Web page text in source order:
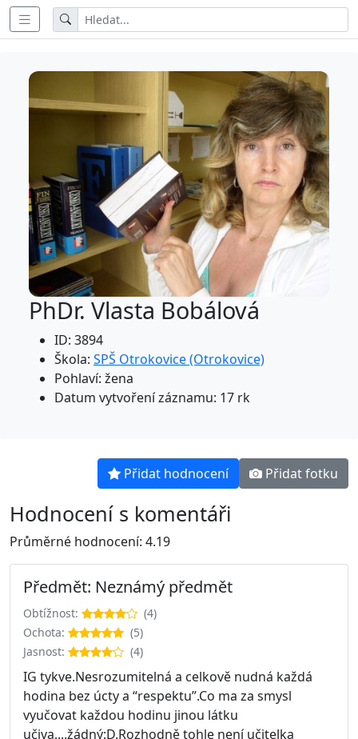
PhDr. Vlasta Bobálová
ID: 3894
Škola: SPŠ Otrokovice (Otrokovice)
Pohlaví: žena
Datum vytvoření záznamu: 17 rk
Přidat hodnocení Přidat fotku
Hodnocení s komentáři
Průměrné hodnocení: 4.19
Předmět: Neznámý předmět
Obtížnost:
(4)
Ochota:
(5)
Jasnost:
(4)
IG tykve.Nesrozumitelná a celkově nudná každá
hodina bez úcty a “respektu”.Co ma za smysl
vyučovat každou hodinu jinou látku
učiva,...žádný:D.Rozhodně tohle není učitelka